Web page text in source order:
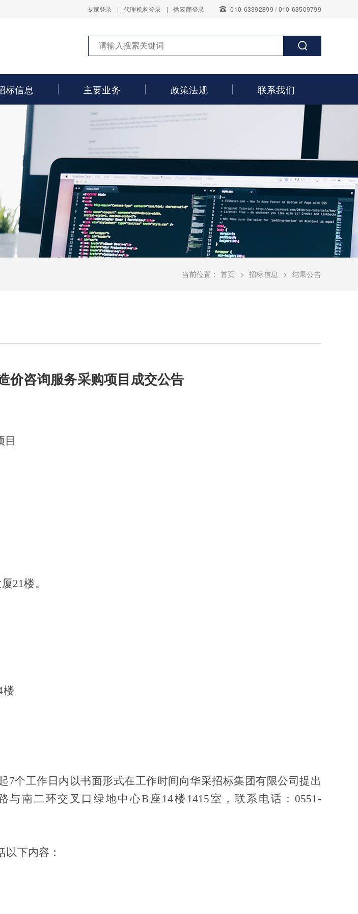
专家登录 | 代理机构登录 | 供应商登录 010-63392899 / 010-63509799
标信息 主要业务 政策法规 联系我们
当前位置： 首页 招标信息 结果公告
价咨询服务采购项目成交公告
目
21楼。
楼
7个工作日内以书面形式在工作时间向华采招标集团有限公司提出
南二环交叉口绿地中心B座14楼1415室，联系电话：0551-
下内容：